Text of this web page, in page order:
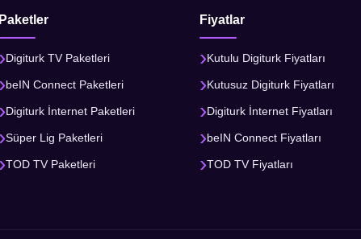
Paketler
Digiturk TV Paketleri
beIN Connect Paketleri
Digiturk İnternet Paketleri
Süper Lig Paketleri
TOD TV Paketleri
Fiyatlar
Kutulu Digiturk Fiyatları
Kutusuz Digiturk Fiyatları
Digiturk İnternet Fiyatları
beIN Connect Fiyatları
TOD TV Fiyatları